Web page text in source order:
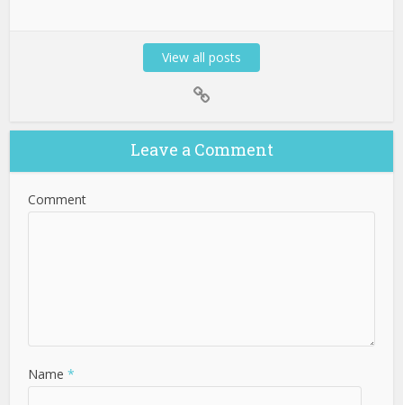
View all posts
Leave a Comment
Comment
Name *